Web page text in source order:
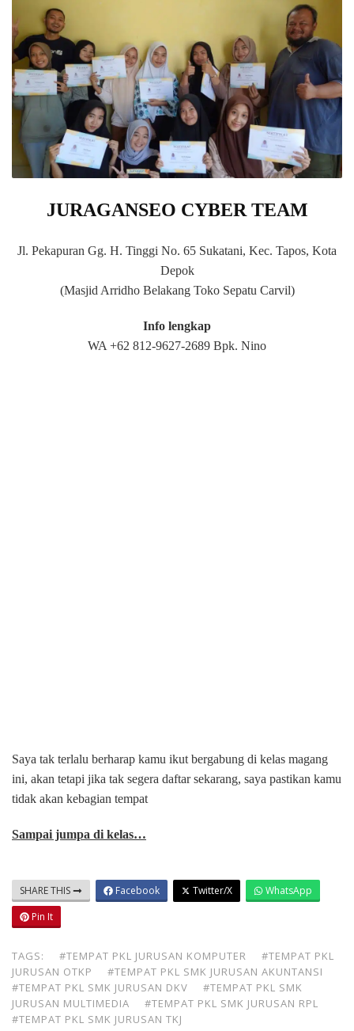
JURAGANSEO CYBER TEAM
Jl. Pekapuran Gg. H. Tinggi No. 65 Sukatani, Kec. Tapos, Kota
Depok
(Masjid Arridho Belakang Toko Sepatu Carvil)
Info lengkap
WA +62 812-9627-2689 Bpk. Nino
Saya tak terlalu berharap kamu ikut bergabung di kelas magang
ini, akan tetapi jika tak segera daftar sekarang, saya pastikan kamu
tidak akan kebagian tempat
Sampai jumpa di kelas…
SHARE THIS Facebook Twitter/X
WhatsApp
Pin It
TAGS: #TEMPAT PKL JURUSAN KOMPUTER
#TEMPAT PKL
JURUSAN OTKP
#TEMPAT PKL SMK JURUSAN AKUNTANSI
#TEMPAT PKL SMK JURUSAN DKV
#TEMPAT PKL SMK
JURUSAN MULTIMEDIA
#TEMPAT PKL SMK JURUSAN RPL
#TEMPAT PKL SMK JURUSAN TKJ